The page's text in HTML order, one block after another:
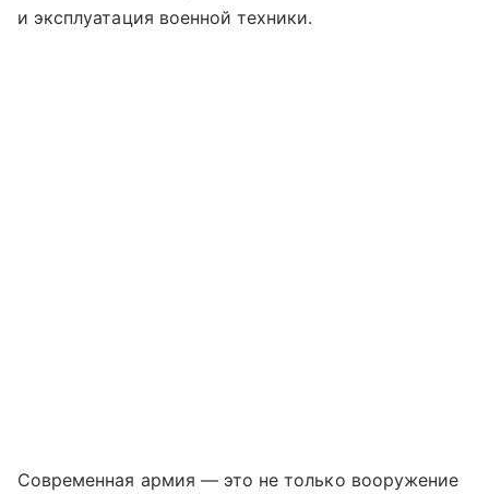
и эксплуатация военной техники.
Современная армия — это не только вооружение